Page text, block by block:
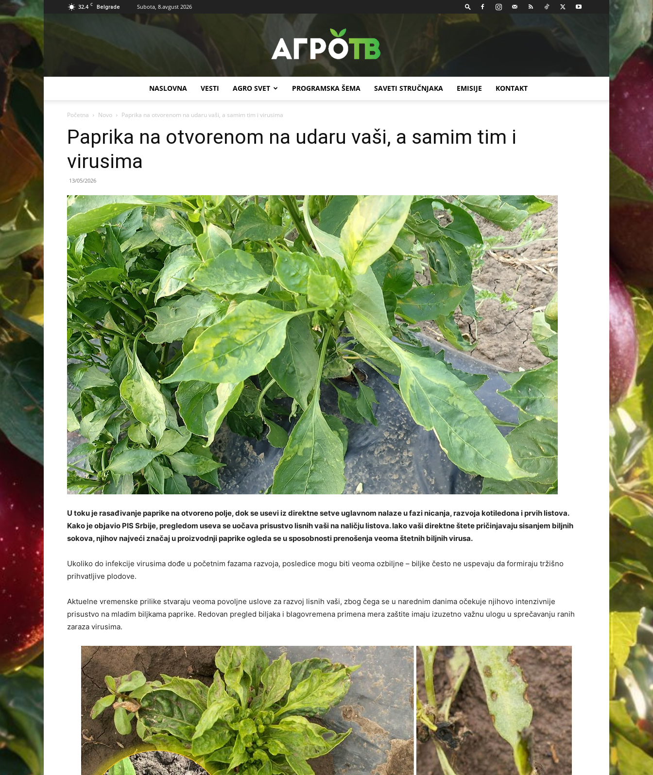
32.4 C Belgrade Subota, 8.avgust 2026
NASLOVNA VESTI AGRO SVET PROGRAMSKA ŠEMA SAVETI STRUČNJAKA EMISIJE KONTAKT
Početna Novo Paprika na otvorenom na udaru vaši, a samim tim i virusima
Paprika na otvorenom na udaru vaši, a samim tim i
virusima
13/05/2026
U toku je rasađivanje paprike na otvoreno polje, dok se usevi iz direktne setve uglavnom nalaze u fazi nicanja, razvoja kotiledona i prvih listova.
Kako je objavio PIS Srbije, pregledom useva se uočava prisustvo lisnih vaši na naličju listova. Iako vaši direktne štete pričinjavaju sisanjem biljnih
sokova, njihov najveći značaj u proizvodnji paprike ogleda se u sposobnosti prenošenja veoma štetnih biljnih virusa.
Ukoliko do infekcije virusima dođe u početnim fazama razvoja, posledice mogu biti veoma ozbiljne – biljke često ne uspevaju da formiraju tržišno
prihvatljive plodove.
Aktuelne vremenske prilike stvaraju veoma povoljne uslove za razvoj lisnih vaši, zbog čega se u narednim danima očekuje njihovo intenzivnije
prisustvo na mladim biljkama paprike. Redovan pregled biljaka i blagovremena primena mera zaštite imaju izuzetno važnu ulogu u sprečavanju ranih
zaraza virusima.